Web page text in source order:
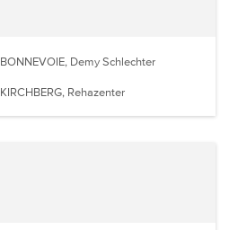
BONNEVOIE, Demy Schlechter
KIRCHBERG, Rehazenter